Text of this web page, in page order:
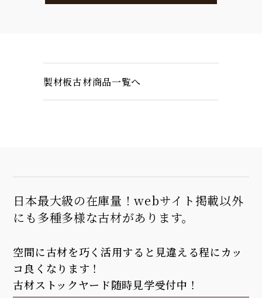
製材板古材商品一覧へ
日本最大級の在庫量！webサイト掲載以外
にも多種多様な古材があります。
空間に古材を巧く活用すると見違える程にカッ
コ良くなります！
古材ストックヤード随時見学受付中！